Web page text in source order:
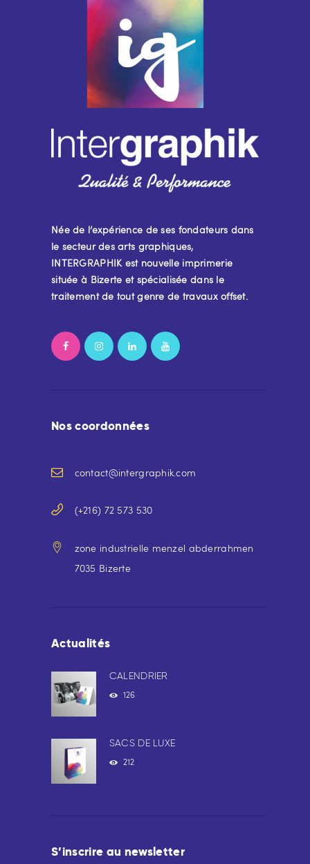
Née de l’expérience de ses fondateurs dans
le secteur des arts graphiques,
INTERGRAPHIK est nouvelle imprimerie
située à Bizerte et spécialisée dans le
traitement de tout genre de travaux offset.
Nos coordonnées
contact@intergraphik.com
(+216) 72 573 530
zone industrielle menzel abderrahmen
7035 Bizerte
Actualités
CALENDRIER
126
SACS DE LUXE
212
S’inscrire au newsletter